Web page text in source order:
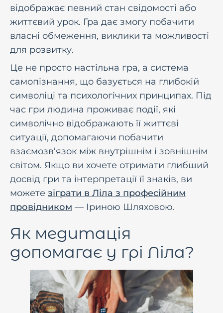
відображає певний стан свідомості або
життєвий урок. Гра дає змогу побачити
власні обмеження, виклики та можливості
для розвитку.
Це не просто настільна гра, а система
самопізнання, що базується на глибокій
символіці та психологічних принципах. Під
час гри людина проживає події, які
символічно відображають її життєві
ситуації, допомагаючи побачити
взаємозв’язок між внутрішнім і зовнішнім
світом. Якщо ви хочете отримати глибший
досвід гри та інтерпретації її знаків, ви
можете зіграти в Ліла з професійним
провідником — Іриною Шляховою.
Як медитація
допомагає у грі Ліла?